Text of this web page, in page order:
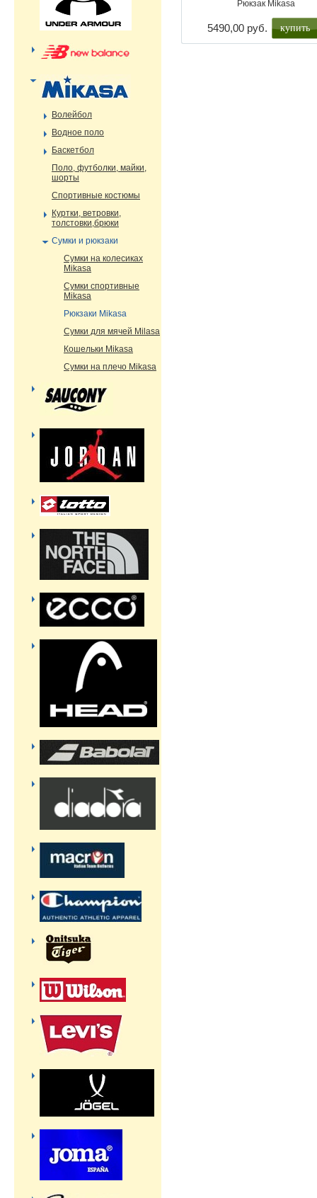
Рюкзак Mikasa
5490,00 руб. купить
Волейбол
Водное поло
Баскетбол
Поло, футболки, майки,
шорты
Спортивные костюмы
Куртки, ветровки,
толстовки,брюки
Сумки и рюкзаки
Сумки на колесиках
Mikasa
Сумки спортивные
Mikasa
Рюкзаки Mikasa
Сумки для мячей Milasa
Кошельки Mikasa
Сумки на плечо Mikasa